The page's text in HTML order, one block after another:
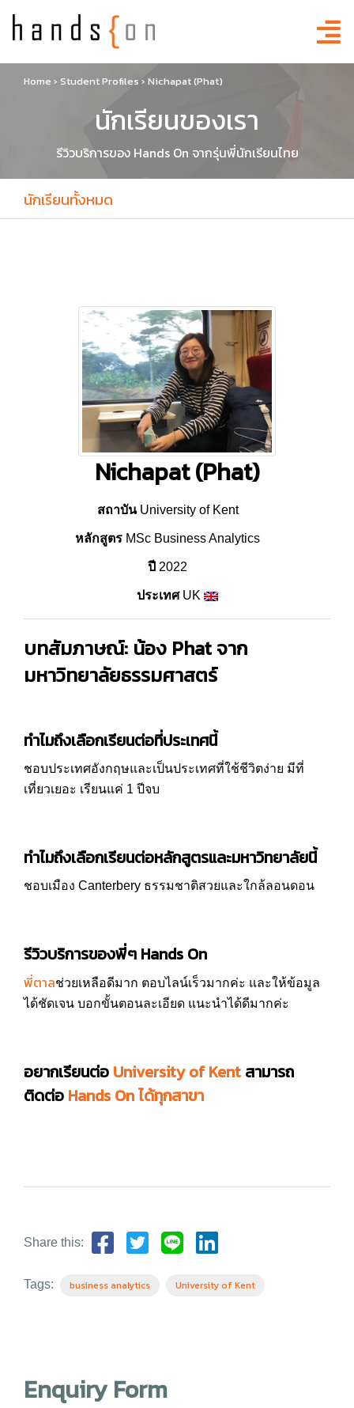
Home › Student Profiles › Nichapat (Phat)
นักเรียนของเรา
รีวิวบริการของ Hands On จากรุ่นพี่นักเรียนไทย
นักเรียนทั้งหมด
Nichapat (Phat)
สถาบันUniversity of Kent
หลักสูตร MSc Business Analytics
ปี 2022
ประเทศUK
บทสัมภาษณ์: น้อง Phat จาก
มหาวิทยาลัยธรรมศาสตร์
ทำไมถึงเลือกเรียนต่อที่ประเทศนี้
ชอบประเทศอังกฤษและเป็นประเทศที่ใช้ชีวิตง่าย มีที่
เที่ยวเยอะ เรียนแค่ 1 ปีจบ
ทำไมถึงเลือกเรียนต่อหลักสูตรและมหาวิทยาลัยนี้
ชอบเมือง Canterbery ธรรมชาติสวยและใกล้ลอนดอน
รีวิวบริการของพี่ๆ Hands On
พี่ตาลช่วยเหลือดีมาก ตอบไลน์เร็วมากค่ะ และให้ข้อมูล
ได้ชัดเจน บอกขั้นตอนละเอียด แนะนำได้ดีมากค่ะ
อยากเรียนต่อ University of Kent สามารถ
ติดต่อ Hands On ได้ทุกสาขา
Share this:
Tags: business analytics University of Kent
Enquiry Form